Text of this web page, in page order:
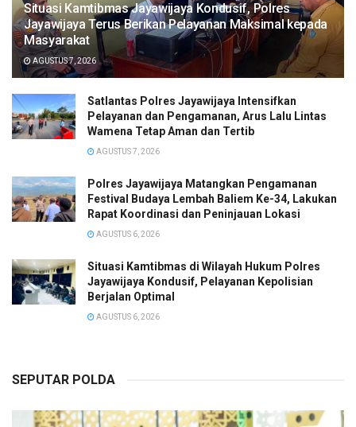
Situasi Kamtibmas Jayawijaya Kondusif, Polres
Jayawijaya Terus Berikan Pelayanan Maksimal kepada
Masyarakat
AGUSTUS 7, 2026
Satlantas Polres Jayawijaya Intensifkan
Pelayanan dan Pengamanan, Arus Lalu Lintas
Wamena Tetap Aman dan Tertib
AGUSTUS 7, 2026
Polres Jayawijaya Matangkan Pengamanan
Festival Budaya Lembah Baliem Ke-34, Lakukan
Rapat Koordinasi dan Peninjauan Lokasi
AGUSTUS 6, 2026
Situasi Kamtibmas di Wilayah Hukum Polres
Jayawijaya Kondusif, Pelayanan Kepolisian
Berjalan Optimal
AGUSTUS 6, 2026
SEPUTAR POLDA